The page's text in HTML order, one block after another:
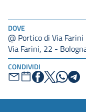
DOVE
@ Portico di Via Farini
Via Farini, 22 -
CONDIVIDI